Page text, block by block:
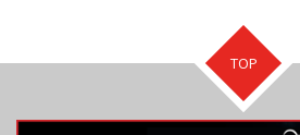
TOP